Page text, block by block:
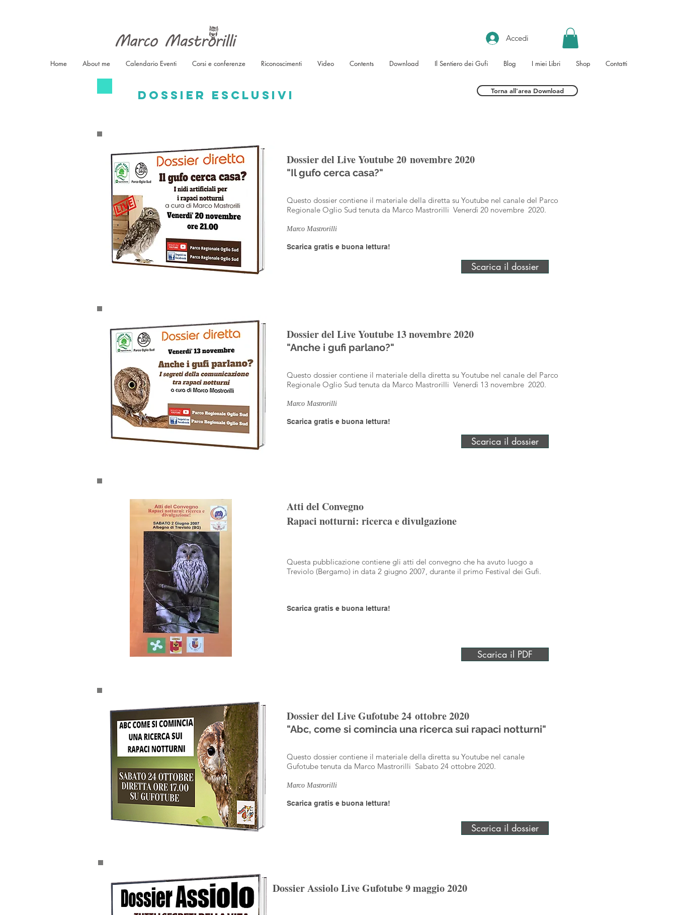
Accedi
Home About me Calendario Eventi Corsi e conferenze Riconoscimenti Video Contents Download Il Sentiero dei Gufi Blog I miei Libri Shop Contatti
dossier esclusivi Torna all'area Download
Dossier del Live Youtube 20 novembre 2020
"Il gufo cerca casa?"
Questo dossier contiene il materiale della diretta su Youtube nel canale del Parco
Regionale Oglio Sud tenuta da Marco Mastrorilli Venerdì 20 novembre 2020.
Marco Mastrorilli
Scarica gratis e buona lettura!
Scarica il dossier
Dossier del Live Youtube 13 novembre 2020
"Anche i gufi parlano?"
Questo dossier contiene il materiale della diretta su Youtube nel canale del Parco
Regionale Oglio Sud tenuta da Marco Mastrorilli Venerdì 13 novembre 2020.
Marco Mastrorilli
Scarica gratis e buona lettura!
Scarica il dossier
Atti del Convegno
Rapaci notturni: ricerca e divulgazione
Questa pubblicazione contiene gli atti del convegno che ha avuto luogo a
Treviolo (Bergamo) in data 2 giugno 2007, durante il primo Festival dei Gufi.
Scarica gratis e buona lettura!
Scarica il PDF
Dossier del Live Gufotube 24 ottobre 2020
"Abc, come si comincia una ricerca sui rapaci notturni"
Questo dossier contiene il materiale della diretta su Youtube nel canale
Gufotube tenuta da Marco Mastrorilli Sabato 24 ottobre 2020.
Marco Mastrorilli
Scarica gratis e buona lettura!
Scarica il dossier
Dossier Assiolo Live Gufotube 9 maggio 2020